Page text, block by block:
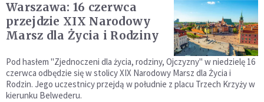
Warszawa: 16 czerwca
przejdzie XIX Narodowy
Marsz dla Życia i Rodziny
Pod hasłem "Zjednoczeni dla życia, rodziny, Ojczyzny" w niedzielę 16
czerwca odbędzie się w stolicy XIX Narodowy Marsz dla Życia i
Rodzin. Jego uczestnicy przejdą w południe z placu Trzech Krzyży w
kierunku Belwederu.